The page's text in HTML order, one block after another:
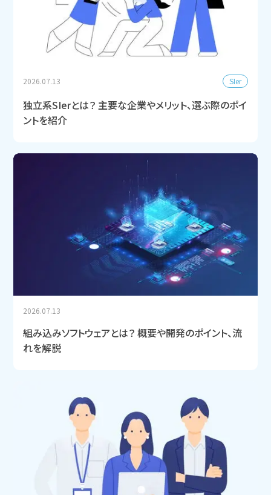
2026.07.13 SIer
独立系SIerとは？ 主要な企業やメリット、選ぶ際のポイ
ントを紹介
2026.07.13
組み込みソフトウェアとは？ 概要や開発のポイント、流
れを解説